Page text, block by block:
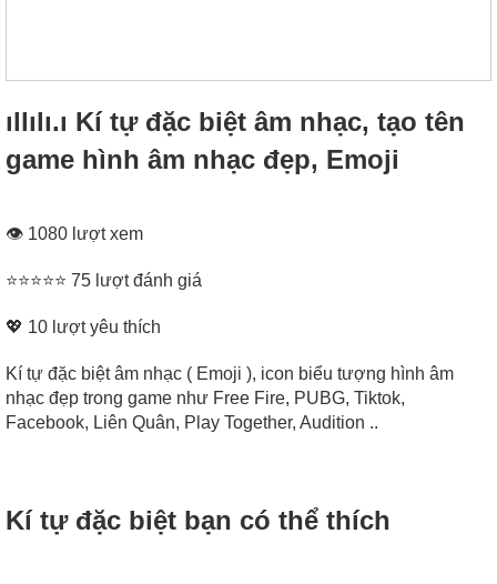
ıllılı.ı Kí tự đặc biệt âm nhạc, tạo tên
game hình âm nhạc đẹp, Emoji
👁 1080 lượt xem
⭐⭐⭐⭐⭐ 75 lượt đánh giá
💖 10 lượt yêu thích
Kí tự đặc biệt âm nhạc ( Emoji ), icon biểu tượng hình âm
nhạc đẹp trong game như Free Fire, PUBG, Tiktok,
Facebook, Liên Quân, Play Together, Audition ..
Kí tự đặc biệt bạn có thể thích